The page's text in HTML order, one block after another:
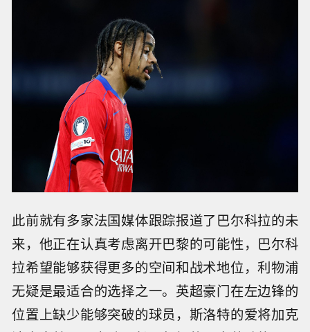
此前就有多家法国媒体跟踪报道了巴尔科拉的未
来，他正在认真考虑离开巴黎的可能性，巴尔科
拉希望能够获得更多的空间和战术地位，利物浦
无疑是最适合的选择之一。英超豪门在左边锋的
位置上缺少能够突破的球员，斯洛特的爱将加克